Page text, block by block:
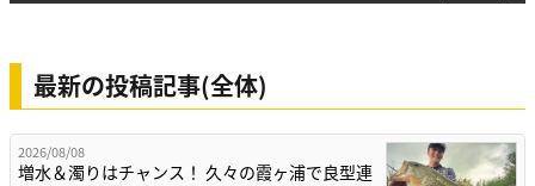
最新の投稿記事(全体)
2026/08/08
増水＆濁りはチャンス！ 久々の霞ヶ浦で良型連